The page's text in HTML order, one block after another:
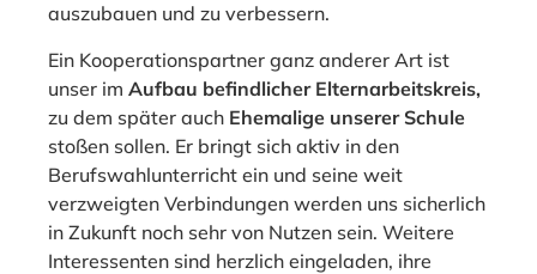
auszubauen und zu verbessern.
Ein Kooperationspartner ganz anderer Art ist
unser im Aufbau befindlicher Elternarbeitskreis,
zu dem später auch Ehemalige unserer Schule
stoßen sollen. Er bringt sich aktiv in den
Berufswahlunterricht ein und seine weit
verzweigten Verbindungen werden uns sicherlich
in Zukunft noch sehr von Nutzen sein. Weitere
Interessenten sind herzlich eingeladen, ihre